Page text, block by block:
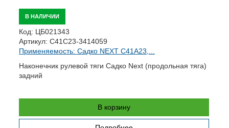
В НАЛИЧИИ
Код: ЦБ021343
Артикул: C41C23-3414059
Применяемость: Садко NEXT C41A23,...
Наконечник рулевой тяги Садко Next (продольная тяга)
задний
В корзину